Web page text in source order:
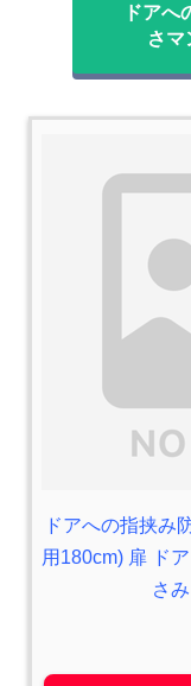
ドアへ
さマ
ドアへの指挟み
用180cm) 扉 ド
さ